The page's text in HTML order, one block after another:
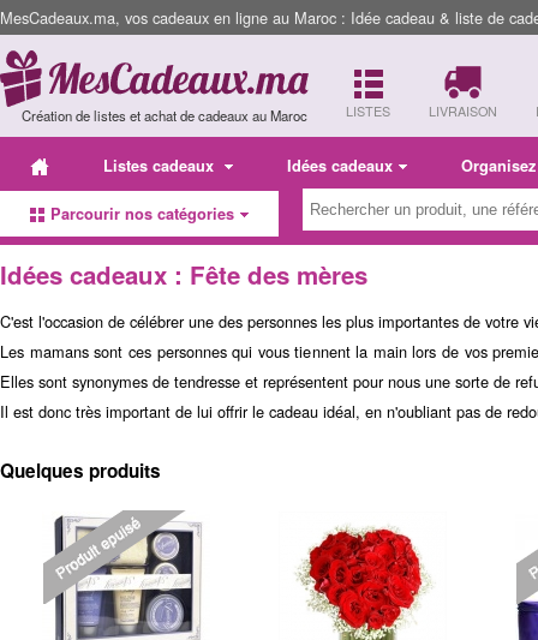
MesCadeaux.ma, vos cadeaux en ligne au Maroc : Idée cadeau & liste de
Création de listes et achat de cadeaux au Maroc LISTES LIVRAISON
Listes cadeaux Idées cadeaux
Parcourir nos catégories
Idées cadeaux : Fête des mères
C'est l'occasion de célébrer une des personnes les plus importantes de votre
Les mamans sont ces personnes qui vous tiennent la main lors de vos
Elles sont synonymes de tendresse et représentent pour nous une sorte de
Il est donc très important de lui offrir le cadeau idéal, en n'oubliant pas de
Quelques produits